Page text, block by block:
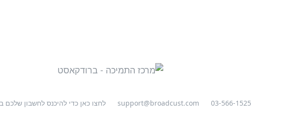
03-566-1525
support@broadcust.com לחצו כאן כדי להיכנס לחשבון שלכם